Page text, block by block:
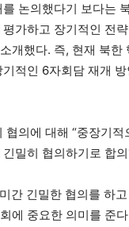
논의했다기 보다는
가하고 장기적인 전
개했다. 즉, 현재 북한
적인 6자회담 재개
협의에 대해 “중장기적
밀히 협의하기로 합
간 긴밀한 협의를 하
에 중요한 의미를 준